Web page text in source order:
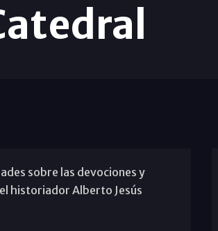
sobre las devociones y
historiador Alberto Jesús